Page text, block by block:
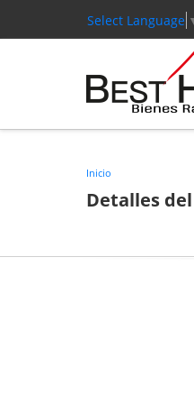
Select Language
Inicio
Detalles